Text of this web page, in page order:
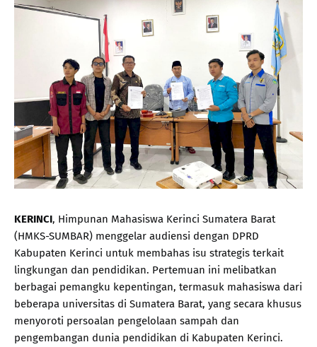
KERINCI, Himpunan Mahasiswa Kerinci Sumatera Barat
(HMKS-SUMBAR) menggelar audiensi dengan DPRD
Kabupaten Kerinci untuk membahas isu strategis terkait
lingkungan dan pendidikan. Pertemuan ini melibatkan
berbagai pemangku kepentingan, termasuk mahasiswa dari
beberapa universitas di Sumatera Barat, yang secara khusus
menyoroti persoalan pengelolaan sampah dan
pengembangan dunia pendidikan di Kabupaten Kerinci.